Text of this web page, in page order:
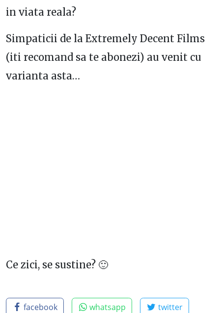
in viata reala?
Simpaticii de la Extremely Decent Films
(iti recomand sa te abonezi) au venit cu
varianta asta…
Ce zici, se sustine? 🙂
facebook whatsapp twitter